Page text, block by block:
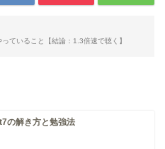
ていること【結論：1.3倍速で聴く】
の解き方と勉強法